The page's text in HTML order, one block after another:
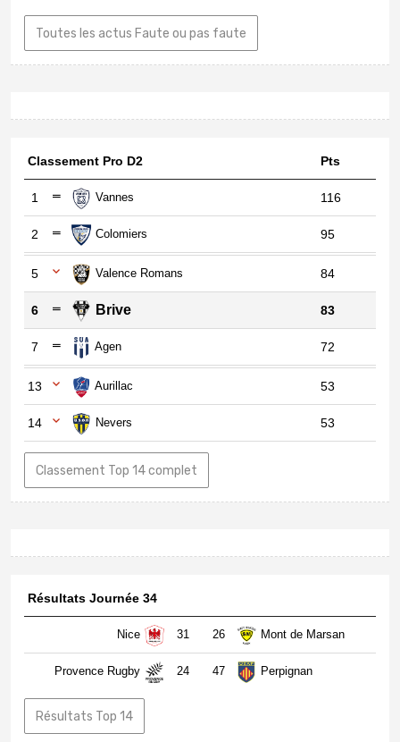
Toutes les actus Faute ou pas faute
Classement Pro D2 Pts
1 Vannes 116
2 Colomiers 95
5 Valence Romans 84
6 Brive 83
7 Agen 72
13 Aurillac 53
14 Nevers 53
Classement Top 14 complet
Résultats Journée 34
Nice 31 26 Mont de Marsan
Provence Rugby 24 47 Perpignan
Résultats Top 14